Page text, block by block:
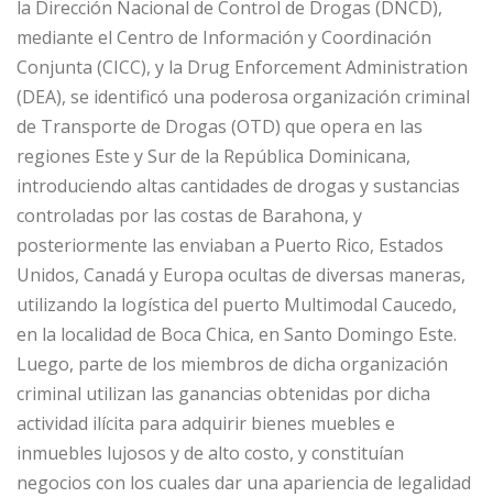
la Dirección Nacional de Control de Drogas (DNCD),
mediante el Centro de Información y Coordinación
Conjunta (CICC), y la Drug Enforcement Administration
(DEA), se identificó una poderosa organización criminal
de Transporte de Drogas (OTD) que opera en las
regiones Este y Sur de la República Dominicana,
introduciendo altas cantidades de drogas y sustancias
controladas por las costas de Barahona, y
posteriormente las enviaban a Puerto Rico, Estados
Unidos, Canadá y Europa ocultas de diversas maneras,
utilizando la logística del puerto Multimodal Caucedo,
en la localidad de Boca Chica, en Santo Domingo Este.
Luego, parte de los miembros de dicha organización
criminal utilizan las ganancias obtenidas por dicha
actividad ilícita para adquirir bienes muebles e
inmuebles lujosos y de alto costo, y constituían
negocios con los cuales dar una apariencia de legalidad